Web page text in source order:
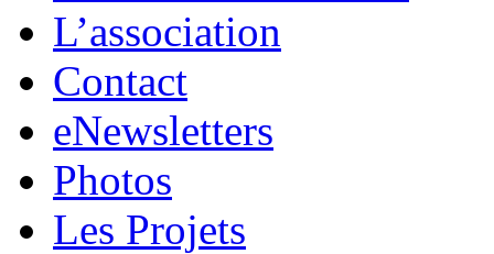
L’association
Contact
eNewsletters
Photos
Les Projets